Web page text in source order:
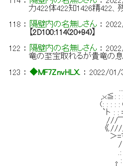
力422体422知1426精422、
118 ： 隔壁内の名無しさん ：
【2D100:114(20+94)】
122 ： 隔壁内の名無しさん ：
竜の至宝取れるが貴竜の息
123 ：◆MF7ZnvHLX. ：2022/01/
-
....::=,r‐ ｘ
,ｘ≦: : :／ ,..
(: : : : : (／////v
`ト : : =‐-:r:≦刈
///¨¨//: /: :|ﾊ:
《./////: /: : :| : : .
＞=ﾏ: /: : : :| : :
/ :/ : : : 入: : : :
.: : : : : ,rf'´∨:
。: l : : :'{,rぅ=